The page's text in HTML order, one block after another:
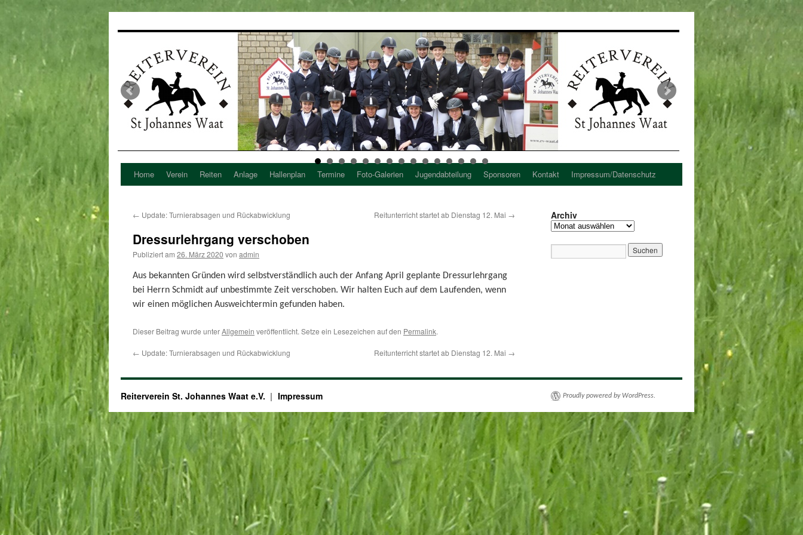
Zum
springen
Home Verein Reiten Anlage Hallenplan Termine Foto-Galerien Jugendabteilung Sponsoren Kontakt Impressum/Datenschutz
← Update: Turnierabsagen und Rückabwicklung Reitunterricht startet ab Dienstag 12. Mai →
Dressurlehrgang verschoben
Publiziert am 26. März 2020 von admin
Aus bekannten Gründen wird selbstverständlich auch der Anfang April geplante Dressurlehrgang
bei Herrn Schmidt auf unbestimmte Zeit verschoben. Wir halten Euch auf dem Laufenden, wenn
wir einen möglichen Ausweichtermin gefunden haben.
Dieser Beitrag wurde unterAllgemein veröffentlicht. Setze ein Lesezeichen auf den Permalink.
← Update: Turnierabsagen und Rückabwicklung Reitunterricht startet ab Dienstag 12. Mai →
Archiv
Archiv
Reiterverein St. Johannes Waat e.V. Impressum Proudly powered by WordPress.